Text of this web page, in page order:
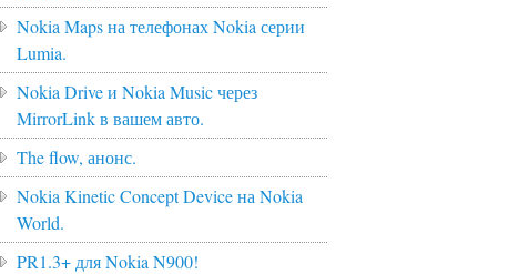
Nokia Maps на телефонах Nokia серии
Lumia.
Nokia Drive и Nokia Music через
MirrorLink в вашем авто.
The flow, анонс.
Nokia Kinetic Concept Device на Nokia
World.
PR1.3+ для Nokia N900!